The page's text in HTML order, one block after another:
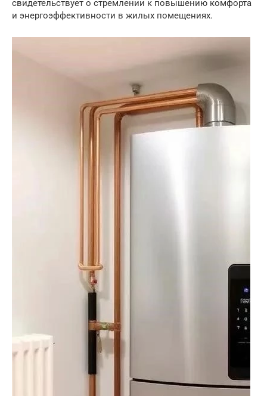
свидетельствует о стремлении к повышению комфорта
и энергоэффективности в жилых помещениях.